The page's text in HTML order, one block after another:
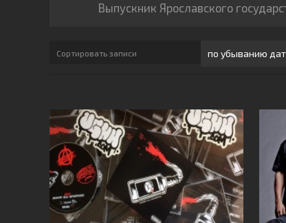
Выпускник Ярославского
Сортировать записи